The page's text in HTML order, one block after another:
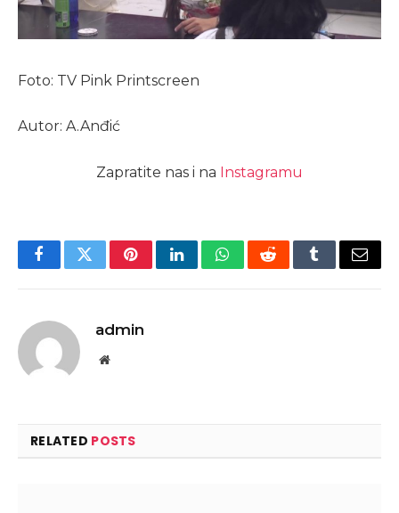
Foto: TV Pink Printscreen
Autor: A.Anđić
Zapratite nas i na Instagramu
FacebookTwitterPinterestLinkedInWhatsAppRedditTumblrEmail
admin
Website
RELATED POSTS